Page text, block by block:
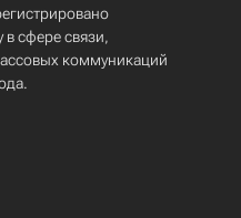
сфере связи,
коммуникаций